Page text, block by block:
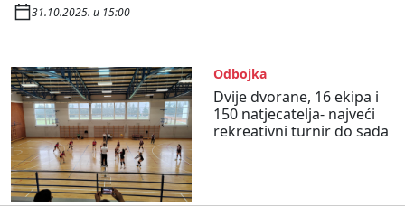
31.10.2025. u 15:00
Odbojka
Dvije dvorane, 16 ekipa i
150 natjecatelja- najveći
rekreativni turnir do sada